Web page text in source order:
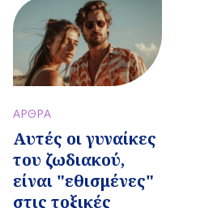
ΑΡΘΡΑ
Αυτές οι γυναίκες
του ζωδιακού,
είναι "εθισμένες"
στις τοξικές